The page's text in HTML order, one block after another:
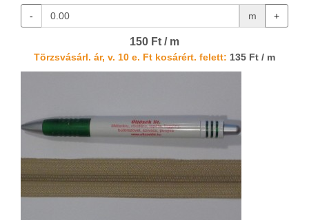
- m +
150 Ft / m
Törzsvásárl. ár, v. 10 e. Ft kosárért. felett: 135 Ft / m